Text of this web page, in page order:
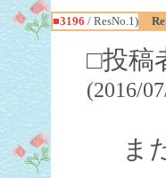
■3196 / ResNo.1)
□投稿
(2016/
ま